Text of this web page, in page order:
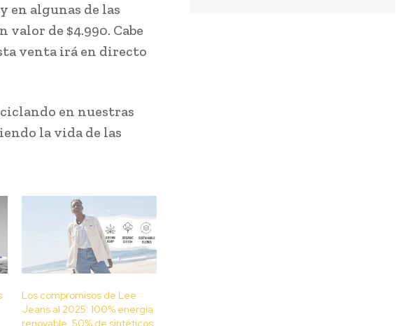
y en algunas de las
de $4.990. Cabe
venta irá en directo
en nuestras
la vida de las
Los compromisos de Lee
Jeans al 2025: 100% energía
renovable, 50% de sintéticos